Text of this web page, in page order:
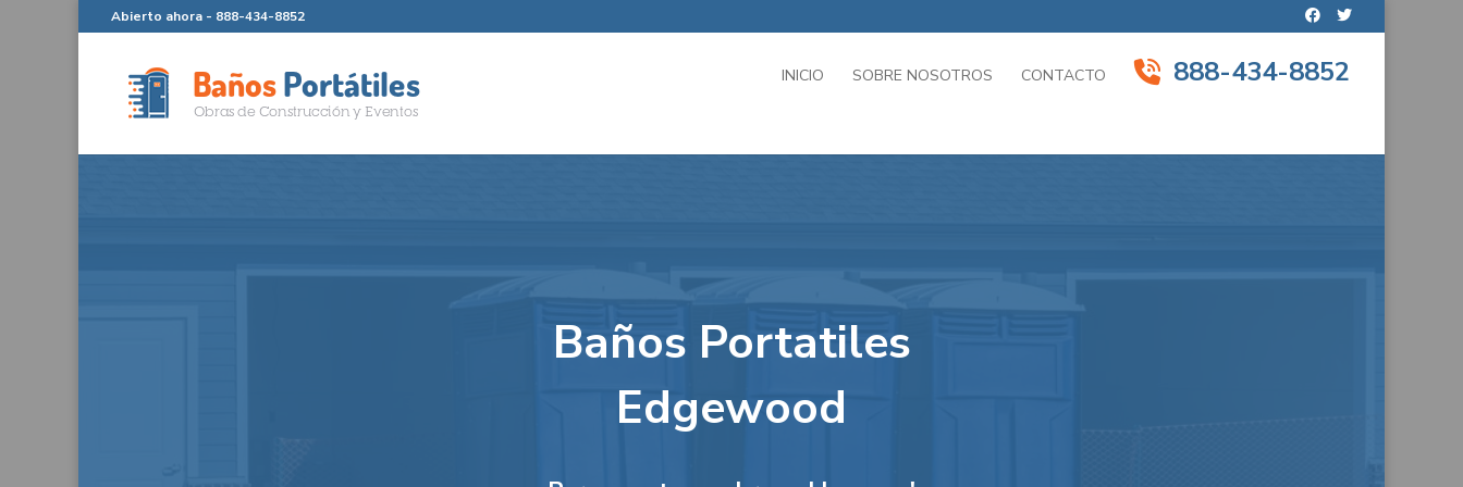
Abierto ahora - 888-434-8852
INICIO SOBRE NOSOTROS CONTACTO 888-434-8852
Baños Portatiles
Edgewood